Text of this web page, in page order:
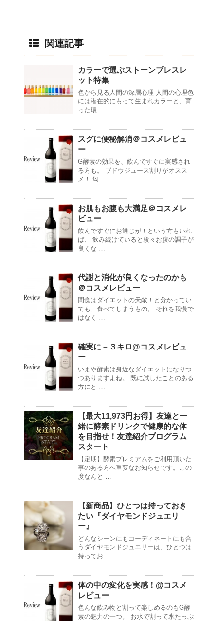
関連記事
カラーで選ぶストーンブレスレ
ット特集
色から見る人間の深層心理 人間の心理色
には潜在的にもって生まれカラーと、育
った環 …
スグに便秘解消＠コスメレビュ
ー
G酵素の効果を、飲んですぐに実感され
る方も。 ブドウジュース割りがオスス
メ！ 匂 …
お肌もお腹も大満足＠コスメレ
ビュー
飲んですぐにお通じが！という方もいれ
ば、 飲み続けていると段々お腹の調子が
良くな …
代謝と消化が良くなったのかも
＠コスメレビュー
間食はダイエットの天敵！と分かってい
ても、食べてしまうもの。 それを我慢で
はなく …
確実に－３キロ@コスメレビュ
ー
いまや酵素は身近なダイエットになりつ
つありますよね。 既に試したことのある
方にと …
【最大11,973円お得】友達と一
緒に酵素ドリンクで健康的な体
を目指せ！友達紹介プログラム
スタート
【定期】酵素プレミアムをご利用頂いた
事のある方へ重要なお知らせです。この
度なんと …
【新商品】ひとつは持っておき
たい『ダイヤモンドジュエリ
ー』
どんなシーンにもコーディネートにも合
うダイヤモンドジュエリーは、ひとつは
持ってお …
体の中の変化を実感！@コスメ
レビュー
色んな飲み物と割って楽しめるのもG酵
素の魅力の一つ。 お水で割って氷たっぷ